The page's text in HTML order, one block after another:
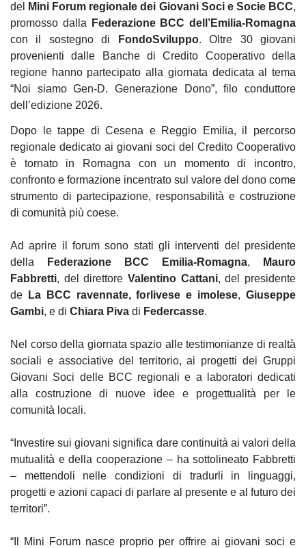
del
Mini Forum regionale dei Giovani Soci e Socie BCC,
promosso dalla
Federazione BCC dell’Emilia-Romagna
con il sostegno di
FondoSviluppo. Oltre 30 giovani
provenienti dalle Banche di Credito Cooperativo della
regione hanno partecipato alla giornata dedicata al tema
“Noi siamo Gen-D. Generazione Dono”, filo conduttore
dell’edizione 2026.
Dopo le tappe di Cesena e Reggio Emilia, il percorso
regionale dedicato ai giovani soci del Credito Cooperativo
è tornato in Romagna con un momento di incontro,
confronto e formazione incentrato sul valore del dono come
strumento di partecipazione, responsabilità e costruzione
di comunità più coese.
Ad aprire il forum sono stati gli interventi del presidente
della
Federazione BCC Emilia-Romagna,
Mauro
Fabbretti, del direttore Valentino Cattani, del presidente
de
La BCC ravennate, forlivese e imolese,Giuseppe
Gambi, e di Chiara Piva di Federcasse.
Nel corso della giornata spazio alle testimonianze di realtà
sociali e associative del territorio, ai progetti dei Gruppi
Giovani Soci delle BCC regionali e a laboratori dedicati
alla costruzione di nuove idee e progettualità per le
comunità locali.
“Investire sui giovani significa dare continuità ai valori della
mutualità e della cooperazione – ha sottolineato Fabbretti
– mettendoli nelle condizioni di tradurli in linguaggi,
progetti e azioni capaci di parlare al presente e al futuro dei
territori”.
“Il Mini Forum nasce proprio per offrire ai giovani soci e